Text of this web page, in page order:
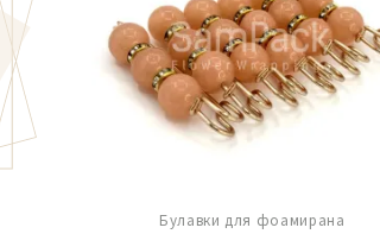
Булавки для фоамирана